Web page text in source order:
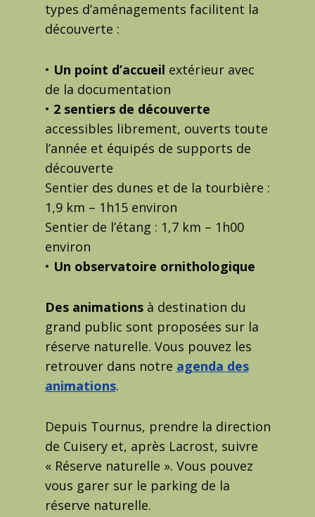
types d’aménagements facilitent la
découverte :
• Un point d’accueil extérieur avec
de la documentation
• 2 sentiers de découverte
accessibles librement, ouverts toute
l’année et équipés de supports de
découverte
Sentier des dunes et de la tourbière :
1,9 km – 1h15 environ
Sentier de l’étang : 1,7 km – 1h00
environ
• Un observatoire ornithologique
Des animationsà destination du
grand public sont proposées sur la
réserve naturelle. Vous pouvez les
retrouver dans notre agenda des
animations.
Depuis Tournus, prendre la direction
de Cuisery et, après Lacrost, suivre
« Réserve naturelle ». Vous pouvez
vous garer sur le parking de la
réserve naturelle.